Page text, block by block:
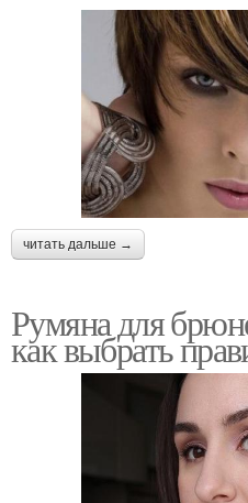
читать дальше →
Румяна для
как выбрать